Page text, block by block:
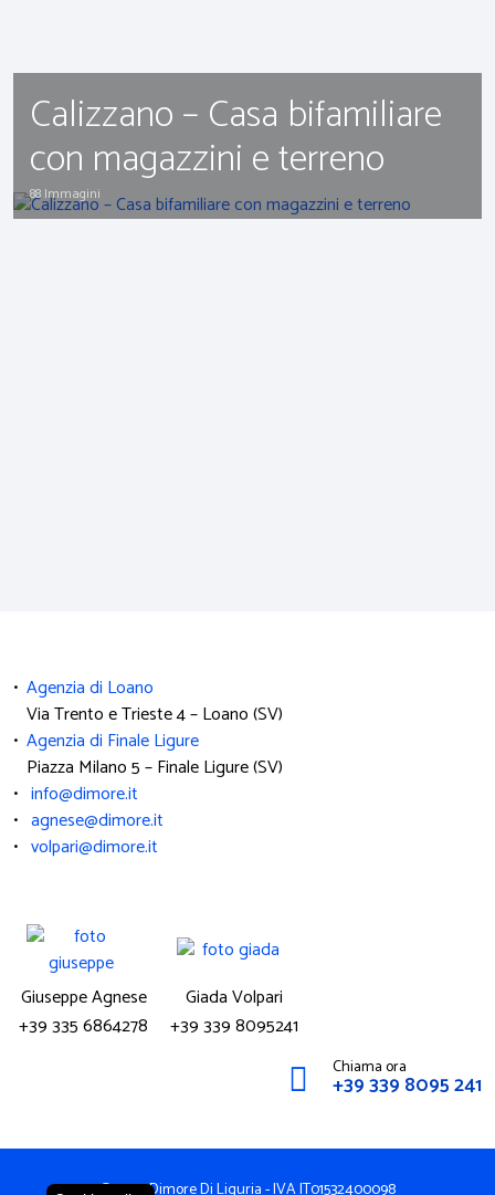
Calizzano – Casa bifamiliare
con magazzini e terreno
88 Immagini
• Agenzia di Loano
Via Trento e Trieste 4 – Loano (SV)
• Agenzia di Finale Ligure
Piazza Milano 5 – Finale Ligure (SV)
• info@dimore.it
• agnese@dimore.it
• volpari@dimore.it
Giuseppe Agnese
Giada Volpari
+39 335 6864278
+39 339 8095241
Chiama ora
+39 339 8095 241